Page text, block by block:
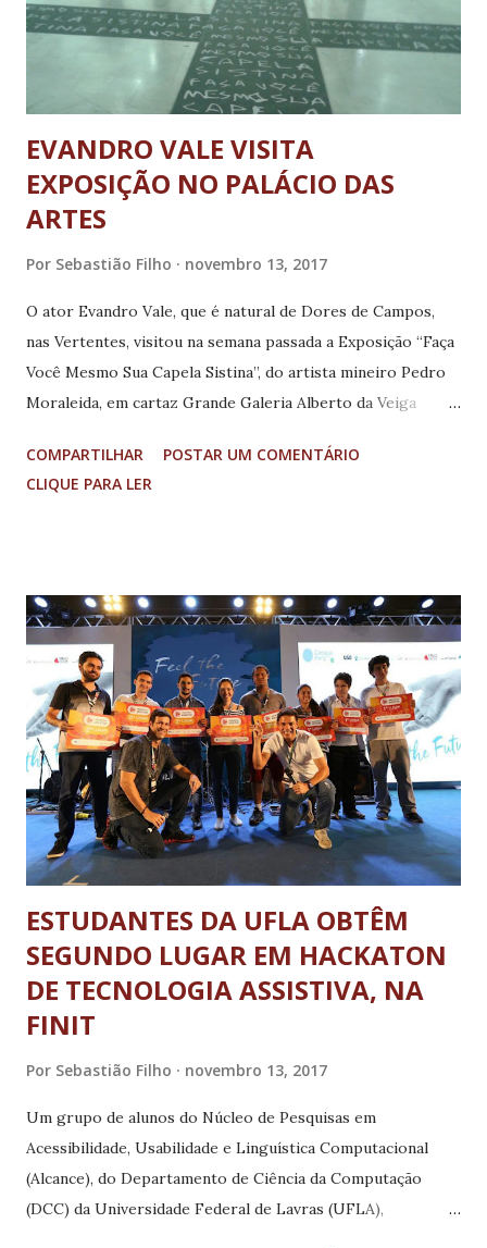
discriminação por parte da polícia, identificação de etnias,
moda e beleza negra, etc. Em La...
EVANDRO VALE VISITA
EXPOSIÇÃO NO PALÁCIO DAS
ARTES
Por Sebastião Filho novembro 13, 2017
O ator Evandro Vale, que é natural de Dores de Campos,
nas Vertentes, visitou na semana passada a Exposição “Faça
Você Mesmo Sua Capela Sistina”, do artista mineiro Pedro
Moraleida, em cartaz Grande Galeria Alberto da Veiga
Horizonte. Os mais de 130 trabalhos expostos já atraíram,
em apenas 30 dias de exposição, um público de mais de 6
Artes em BH, onde tive o privilégio de prestigiar a tão
famosa obra de arte a qual gerou uma polêmica entre os
religiosos", destaca Evandro Vale, que tem passagens por
novelas na Rede Globo e na Record, sendo que inclusive
nesta última emissora já interpretou papéis em tramas que
envolvem temas bíblicos. Na noite do dia 9 de outubro,
centenas de pessoas compareceram a entrada do Palácio
das Artes para ma...
COMPARTILHAR
POSTAR UM COMENTÁRIO
CLIQUE PARA LER
ESTUDANTES DA UFLA OBTÊM
SEGUNDO LUGAR EM HACKATON
DE TECNOLOGIA ASSISTIVA, NA
FINIT
Por Sebastião Filho novembro 13, 2017
Um grupo de alunos do Núcleo de Pesquisas em
Acessibilidade, Usabilidade e Linguística Computacional
(Alcance), do Departamento de Ciência da Computação
(DCC) da Universidade Federal de Lavras (UFLA),